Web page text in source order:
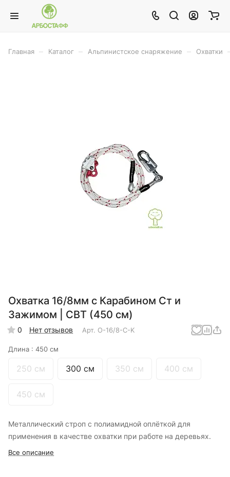
Главная Каталог Альпинистское снаряжение Охватки
Охватка 16/8мм с Карабином Ст и
Зажимом | СВТ (450 см)
0 Нет отзывов Арт. О-16/8-С-K
Длина : 450 см
250 см 300 см 350 см 400 см
450 см
Металлический строп с полиамидной оплёткой для
применения в качестве охватки при работе на деревьях.
Все описание